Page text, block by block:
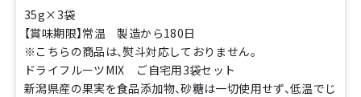
35g×3袋
【賞味期限】常温 製造から180日
※こちらの商品は、熨斗対応しておりません。
ドライフルーツMIX ご自宅用3袋セット
新潟県産の果実を食品添加物、砂糖は一切使用せず、低温でじ